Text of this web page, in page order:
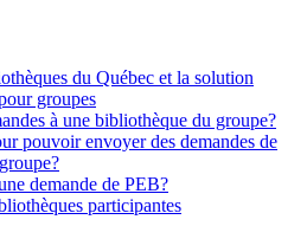
du Québec et la solution
groupes
à une bibliothèque du groupe?
pouvoir envoyer des demandes de
demande de PEB?
participantes